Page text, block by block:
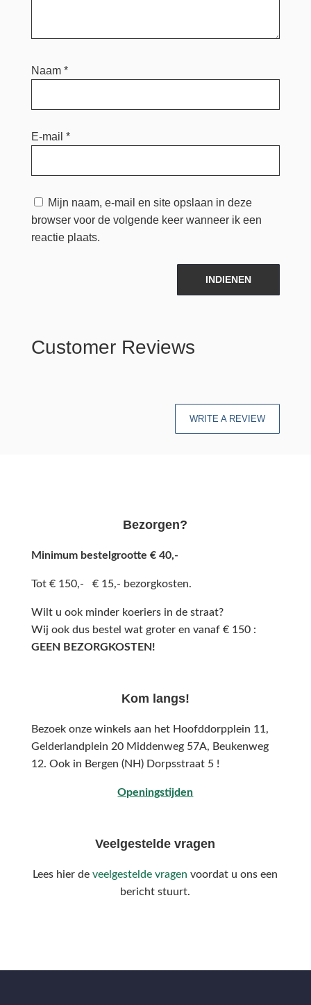
Naam *
E-mail *
Mijn naam, e-mail en site opslaan in deze
browser voor de volgende keer wanneer ik een
reactie plaats.
INDIENEN
Customer Reviews
WRITE A REVIEW
Bezorgen?
Minimum bestelgrootte € 40,-
Tot € 150,- € 15,- bezorgkosten.
Wilt u ook minder koeriers in de straat?
Wij ook dus bestel wat groter en vanaf € 150 :
GEEN BEZORGKOSTEN!
Kom langs!
Bezoek onze winkels aan het Hoofddorpplein 11,
Gelderlandplein 20 Middenweg 57A, Beukenweg
12. Ook in Bergen (NH) Dorpsstraat 5 !
Openingstijden
Veelgestelde vragen
Lees hier deveelgestelde vragen voordat u ons een
bericht stuurt.